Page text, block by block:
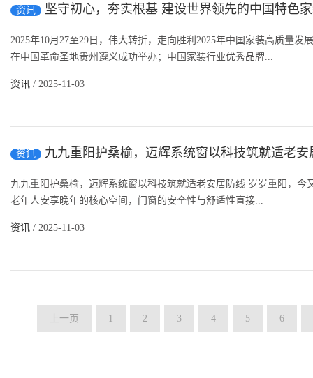
资讯 坚守初心，夯实根基 建设世界领先的中国特色
2025年10月27至29日，伟大转折，走向胜利2025年中国家装高质量
在中国革命圣地贵州遵义成功举办；中国家装行业优秀品牌...
资讯 / 2025-11-03
资讯 九九重阳护桑榆，迈辉系统窗以科技筑就适老安
九九重阳护桑榆，迈辉系统窗以科技筑就适老安居防线 岁岁重阳，
老年人安享晚年的核心空间，门窗的安全性与舒适性直接...
资讯 / 2025-11-03
上一页 1 2 3 4 5 6